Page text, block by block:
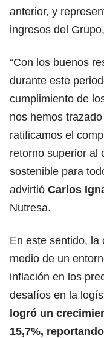
anterior, y
ingresos del
“Con los buenos
durante este
cumplimiento de
nos hemos
ratificamos el
retorno superior al
sostenible para
advirtió Carlos
Nutresa.
En este sentido, la
medio de un
inflación en los
desafíos en la
logró un
15,7%,